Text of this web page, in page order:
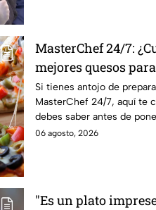
MasterChef 24/7:
mejores quesos
casa?
Si tienes antojo de
MasterChef 24/7, aquí te
debes saber antes de
06 agosto, 2026
"Es un plato